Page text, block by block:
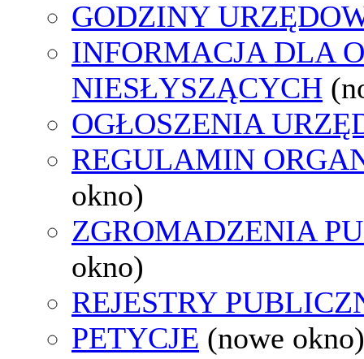
GODZINY
INFORMACJA DLA
NIESŁYSZĄCYCH
OGŁOSZENIA
REGULAMIN
okno)
ZGROMADZENIA
okno)
REJESTRY
PETYCJE (nowe okno)